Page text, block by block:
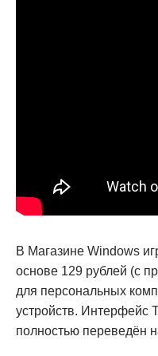
В Магазине Windows
основе 129 рублей (с
для персональных
устройств. Интерфейс
полностью переведён